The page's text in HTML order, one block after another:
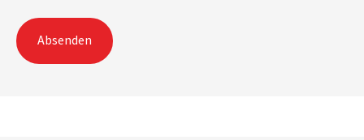
Absenden